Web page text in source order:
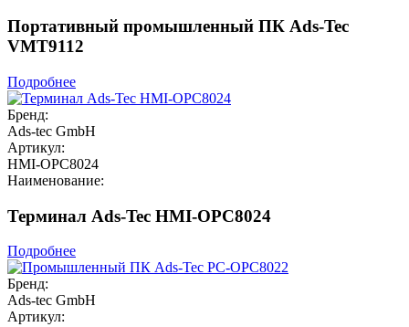
Портативный промышленный ПК Ads-Tec
VMT9112
Подробнее
Бренд:
Ads-tec GmbH
Артикул:
HMI-OPC8024
Наименование:
Терминал Ads-Tec HMI-OPC8024
Подробнее
Бренд:
Ads-tec GmbH
Артикул: